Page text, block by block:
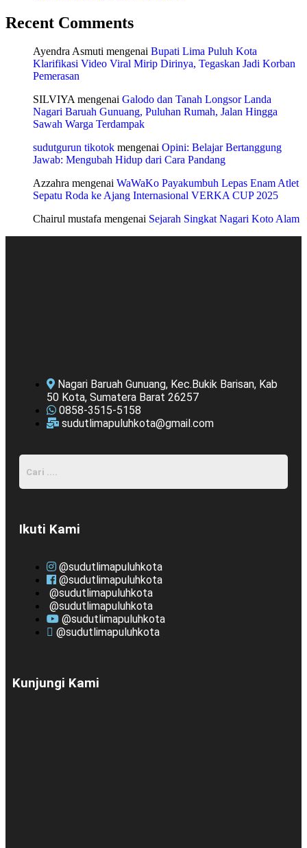
Recent Comments
Ayendra Asmuti mengenai Bupati Lima Puluh Kota
Klarifikasi Video Viral Mirip Dirinya, Tegaskan Jadi Korban
Pemerasan
SILVIYAmengenai Galodo dan Tanah Longsor Landa
Nagari Baruah Gunuang, Puluhan Rumah, Jalan Hingga
Sawah Warga Terdampak
sudutgurun tikotok mengenai Opini: Belajar Bertanggung
Jawab: Mengubah Hidup dari Cara Pandang
Azzahra mengenai WaWaKo Payakumbuh Lepas Enam Atlet
Sepatu Roda ke Ajang Internasional VERKA CUP 2025
Chairul mustafa mengenai Sejarah Singkat Nagari Koto Alam
Nagari Baruah Gunuang, Kec.Bukik Barisan, Kab
50 Kota, Sumatera Barat 26257
0858-3515-5158
sudutlimapuluhkota@gmail.com
Ikuti Kami
@sudutlimapuluhkota
@sudutlimapuluhkota
@sudutlimapuluhkota
@sudutlimapuluhkota
@sudutlimapuluhkota
@sudutlimapuluhkota
Kunjungi Kami